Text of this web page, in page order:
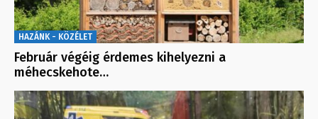
HAZÁNK - KÖZÉLET
Február végéig érdemes kihelyezni a
méhecskehote…